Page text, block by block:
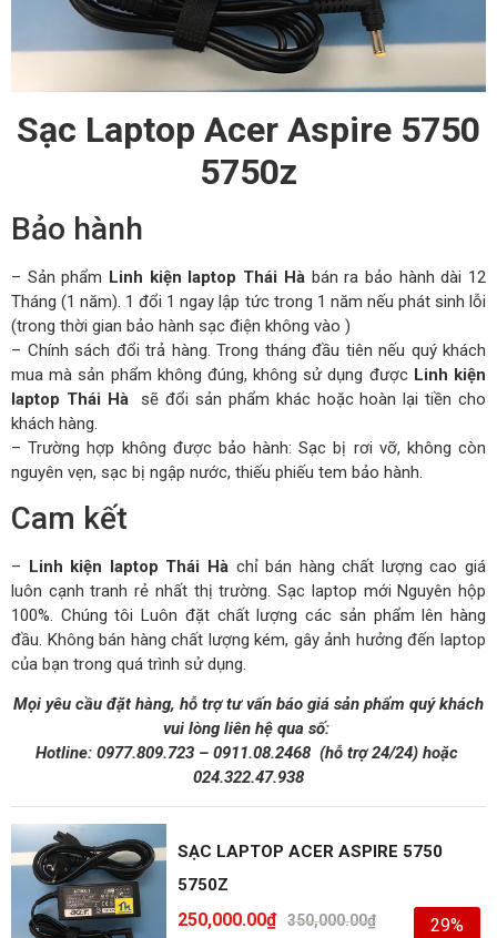
Sạc Laptop Acer Aspire 5750
5750z
Bảo hành
– Sản phẩm Linh kiện laptop Thái Hà bán ra bảo hành dài 12
Tháng (1 năm). 1 đổi 1 ngay lập tức trong 1 năm nếu phát sinh lỗi
(trong thời gian bảo hành sạc điện không vào )
– Chính sách đổi trả hàng. Trong tháng đầu tiên nếu quý khách
mua mà sản phẩm không đúng, không sử dụng được Linh kiện
laptop Thái Hàsẽ đổi sản phẩm khác hoặc hoàn lại tiền cho
khách hàng.
– Trường hợp không được bảo hành: Sạc bị rơi vỡ, không còn
nguyên vẹn, sạc bị ngập nước, thiếu phiếu tem bảo hành.
Cam kết
– Linh kiện laptop Thái Hàchỉ bán hàng chất lượng cao giá
luôn cạnh tranh rẻ nhất thị trường. Sạc laptop mới Nguyên hộp
100%. Chúng tôi Luôn đặt chất lượng các sản phẩm lên hàng
đầu. Không bán hàng chất lượng kém, gây ảnh hưởng đến laptop
của bạn trong quá trình sử dụng.
Mọi yêu cầu đặt hàng, hỗ trợ tư vấn báo giá sản phẩm quý khách
vui lòng liên hệ qua số:
Hotline: 0977.809.723– 0911.08.2468 (hỗ trợ 24/24)hoặc
024.322.47.938
SẠC LAPTOP ACER ASPIRE 5750
5750Z
350,000.00₫
250,000.00₫ 29%